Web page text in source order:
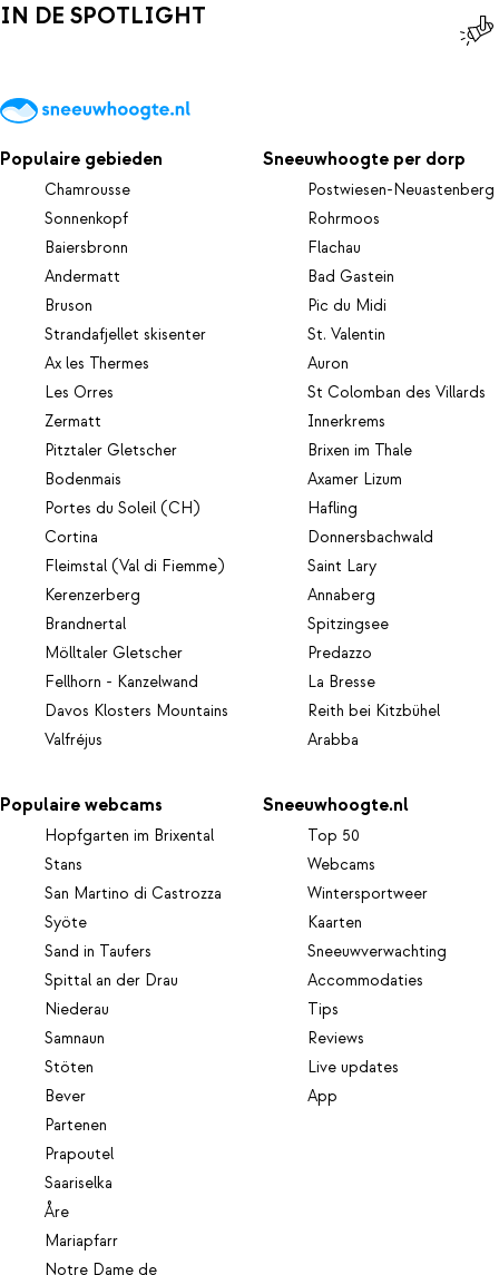
IN DE SPOTLIGHT
Populaire gebieden
Chamrousse
Sonnenkopf
Baiersbronn
Andermatt
Bruson
Strandafjellet skisenter
Ax les Thermes
Les Orres
Zermatt
Pitztaler Gletscher
Bodenmais
Portes du Soleil (CH)
Cortina
Fleimstal (Val di Fiemme)
Kerenzerberg
Brandnertal
Mölltaler Gletscher
Fellhorn - Kanzelwand
Davos Klosters Mountains
Valfréjus
Sneeuwhoogte per dorp
Postwiesen-Neuastenberg
Rohrmoos
Flachau
Bad Gastein
Pic du Midi
St. Valentin
Auron
St Colomban des Villards
Innerkrems
Brixen im Thale
Axamer Lizum
Hafling
Donnersbachwald
Saint Lary
Annaberg
Spitzingsee
Predazzo
La Bresse
Reith bei Kitzbühel
Arabba
Populaire webcams
Hopfgarten im Brixental
Stans
San Martino di Castrozza
Syöte
Sand in Taufers
Spittal an der Drau
Niederau
Samnaun
Stöten
Bever
Partenen
Prapoutel
Saariselka
Åre
Mariapfarr
Notre Dame de
Sneeuwhoogte.nl
Top 50
Webcams
Wintersportweer
Kaarten
Sneeuwverwachting
Accommodaties
Tips
Reviews
Live updates
App